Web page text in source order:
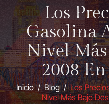
Los
Gasolina
Nivel Más
2008
Inicio/Blog/Los
Nivel Más Bajo